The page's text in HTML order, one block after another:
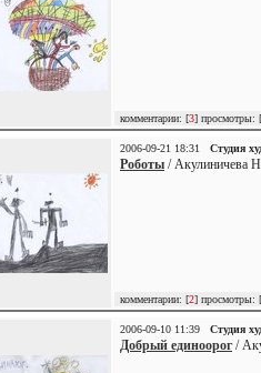
комментарии: [3] просмотры: [
2006-09-21 18:31 Студия
Роботы / Акулиничева
комментарии: [2] просмотры: [
2006-09-10 11:39 Студия
Добрый единоорог/